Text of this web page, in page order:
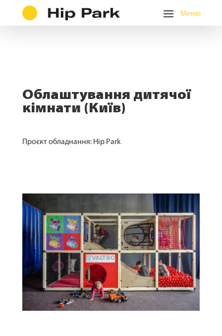
Облаштування дитячої
кімнати (Київ)
Проєкт обладнання: Hip Park